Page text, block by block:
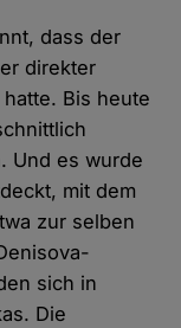
dass der
direkter
Bis heute
Und es wurde
mit dem
zur selben
sich in
Die